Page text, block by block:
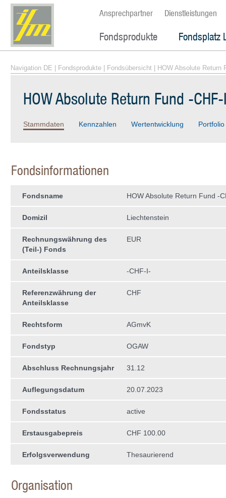
Ansprechpartner Dienstleistungen
Fondsprodukte Fondsplatz
Navigation DE Fondsprodukte Fondsübersicht | HOW Absolute Return
HOW Absolute Return Fund -
Stammdaten Kennzahlen Wertentwicklung Portfolio
Fondsinformationen
Fondsname HOW Absolute Return Fund -
Domizil Liechtenstein
Rechnungswährung des
(Teil-) Fonds
EUR
Anteilsklasse -CHF-I-
Referenzwährung der
Anteilsklasse
CHF
Rechtsform AGmvK
Fondstyp OGAW
Abschluss Rechnungsjahr 31.12
Auflegungsdatum 20.07.2023
Fondsstatus active
Erstausgabepreis CHF 100.00
Erfolgsverwendung Thesaurierend
Organisation